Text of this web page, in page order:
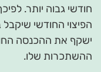
חודשי גבוה יותר.
הפיצוי החודשי
ישקף את ההכנסה
ההשתכרות שלו.